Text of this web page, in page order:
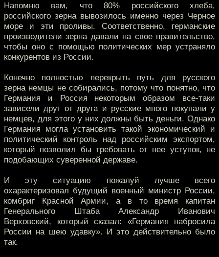
Напомню вам, что 80% российского хлеба,
российского зерна вывозилось именно через Черное
море и эти проливы. Соответственно, германские
производители зерна давали на свое правительство,
чтобы оно с помощью политических мер устраняло
конкурентов из России.
Конечно полностью перекрыть путь для русского
зерна немцы не собирались, потому что понятно, что
Германия и Россия некоторым образом все-таки
зависели друг от друга и русские много покупали у
немцев, для этого у них должны быть деньги. Однако
Германия могла установить такой экономический и
политический контроль над российским экспортом,
который позволил бы требовать от нее уступок, не
подобающих суверенной державе.
И эту ситуацию пожалуй лучше всего
охарактеризовал будущий военный министр России,
комбриг Красной Армии, а в то время капитан
Генерального Штаба Александр Иванович
Верховский, который сказал: «Германия набросила
России на шею удавку». И это действительно было
так.